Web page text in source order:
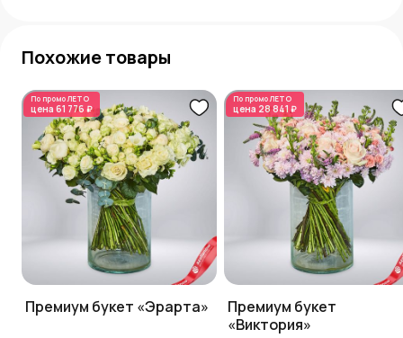
Похожие товары
По промоЛЕТО
цена 61 776 ₽
Премиум букет «Эрарта»
По промоЛЕТО
цена 28 841 ₽
Премиум букет
«Виктория»